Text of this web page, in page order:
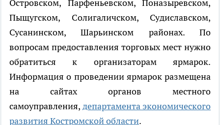
Островском, Парфеньевском, Поназыревском,
Пыщугском, Солигаличском, Судиславском,
Сусанинском, Шарьинском районах. По
вопросам предоставления торговых мест нужно
обратиться к организаторам ярмарок.
Информация о проведении ярмарок размещена
на сайтах органов местного
самоуправления, департамента экономического
развития Костромской области.